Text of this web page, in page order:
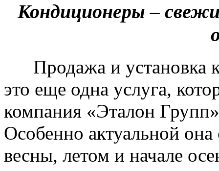
Кондиционеры –
Продажа и установка
это еще одна услуга,
компания «Эталон
Особенно актуальной она
весны, летом и начале